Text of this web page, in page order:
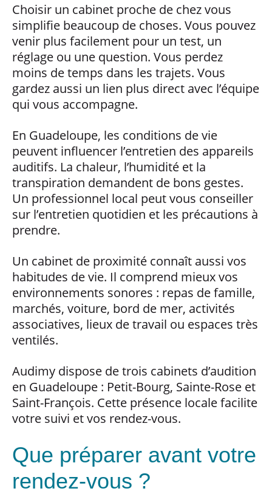
Choisir un cabinet proche de chez vous
simplifie beaucoup de choses. Vous pouvez
venir plus facilement pour un test, un
réglage ou une question. Vous perdez
moins de temps dans les trajets. Vous
gardez aussi un lien plus direct avec l’équipe
qui vous accompagne.
En Guadeloupe, les conditions de vie
peuvent influencer l’entretien des appareils
auditifs. La chaleur, l’humidité et la
transpiration demandent de bons gestes.
Un professionnel local peut vous conseiller
sur l’entretien quotidien et les précautions à
prendre.
Un cabinet de proximité connaît aussi vos
habitudes de vie. Il comprend mieux vos
environnements sonores : repas de famille,
marchés, voiture, bord de mer, activités
associatives, lieux de travail ou espaces très
ventilés.
Audimy dispose de trois cabinets d’audition
en Guadeloupe : Petit-Bourg, Sainte-Rose et
Saint-François. Cette présence locale facilite
votre suivi et vos rendez-vous.
Que préparer avant votre
rendez-vous ?